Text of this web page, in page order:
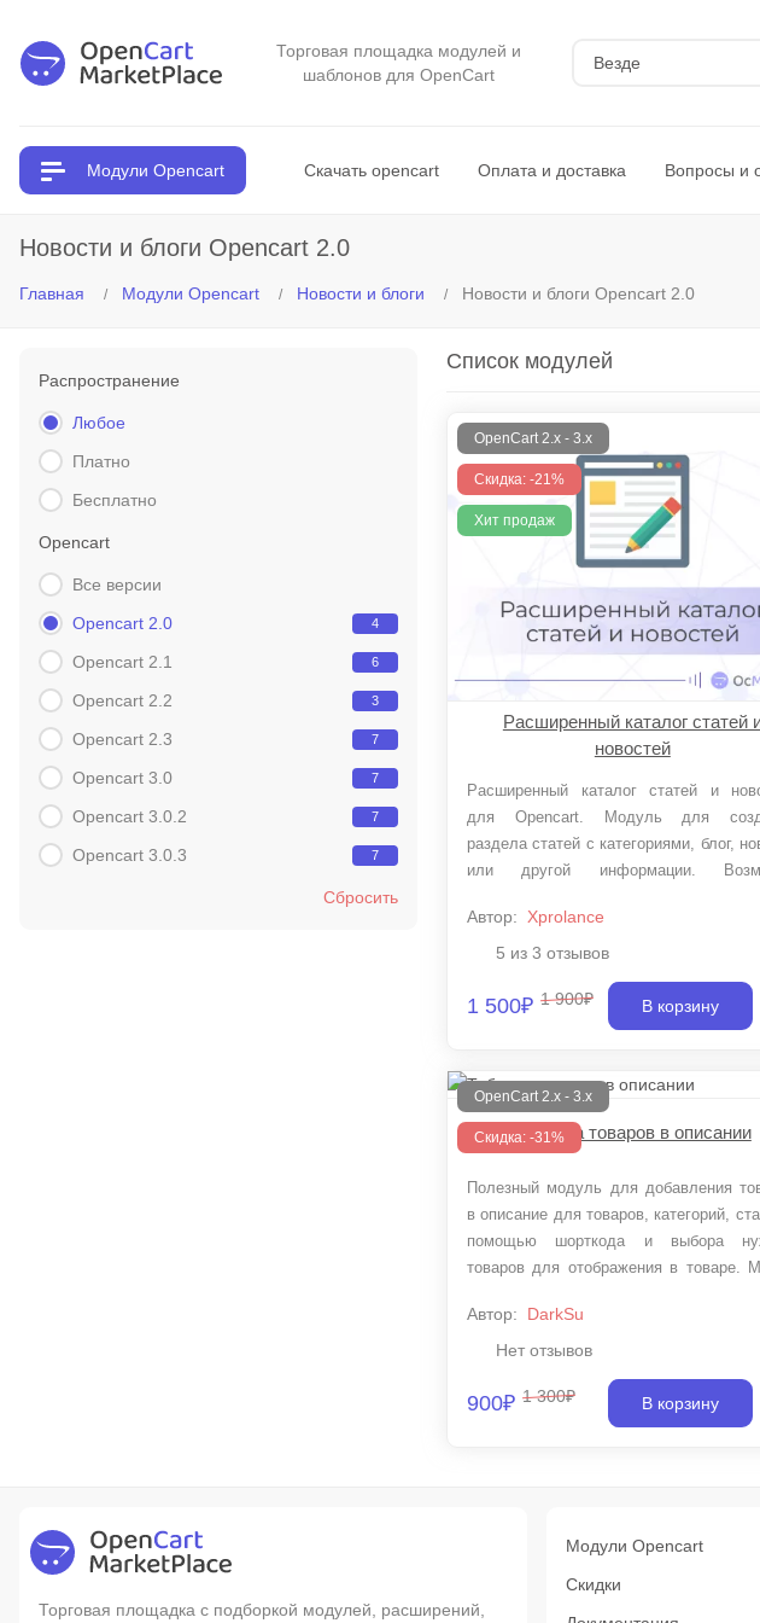
Торговая площадка модулей и
шаблонов для OpenCart
Везде
Модули Opencart Скачать opencart Оплата и доставка Вопросы и
Новости и блоги Opencart 2.0
Главная Модули Opencart Новости и блоги Новости и блоги Opencart 2.0
Распространение
Любое
Платно
Бесплатно
Opencart
Все версии
Opencart 2.0
4
Opencart 2.1 6
Opencart 2.2 3
Opencart 2.3 7
Opencart 3.0 7
Opencart 3.0.2 7
Opencart 3.0.3 7
Сбросить
Список модулей
OpenCart 2.x - 3.x
Скидка: -21%
Хит продаж
Расширенный каталог статей
новостей
Расширенный каталог статей и
для Opencart. Модуль для
раздела статей с категориями, блог,
или другой информации.
друга разделов на сайте.
5 из 3 отзывов
Автор: Xprolance
1 500₽ 1 900₽ В корзину
OpenCart 2.x - 3.x
Скидка: -31%
Таблица товаров в описании
Полезный модуль для добавления
в описание для товаров, категорий,
помощью шорткода и выбора
товаров для отображения в товаре.
задать нужные размеры для фото
Нет отзывов
Автор: DarkSu
900₽ 1 300₽ В корзину
Торговая площадка с подборкой модулей, расширений,
Модули Opencart
Скидки